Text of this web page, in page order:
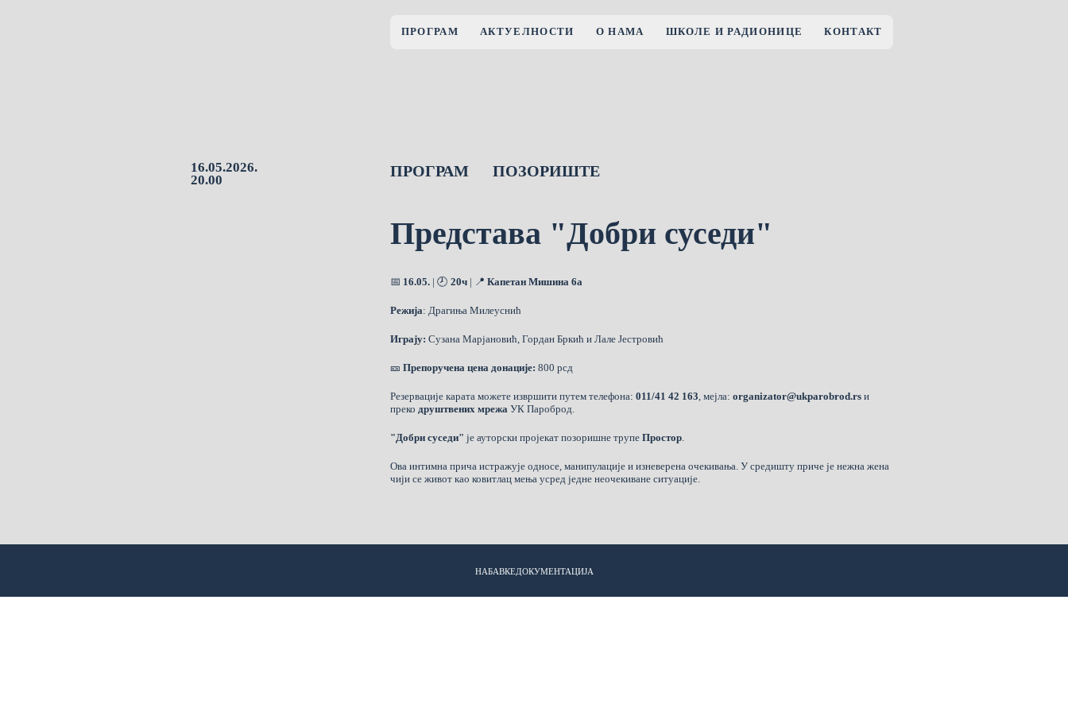
ПРОГРАМ АКТУЕЛНОСТИ О НАМА ШКОЛЕ И РАДИОНИЦЕ КОНТАКТ
16.05.2026.
20.00
ПРОГРАМ ПОЗОРИШТЕ
Представа "Добри суседи"
📅 16.05. | 🕗20ч | 📍Капетан Мишина 6а
Режија: Драгиња Милеуснић
Играју: Сузана Марјановић, Гордан Бркић и Лале Јестровић
🎫Препоручена цена донације:800 рсд
Резервације карата можете извршити путем телефона:011/41 42 163 , мејла:organizator@ukparobrod.rsи
преко друштвених мрежаУК Пароброд.
"Добри суседи" је ауторски пројекат позоришне трупеПростор
Ова интимна прича истражује односе, манипулације и изневерена очекивања. У средишту приче је нежна жена
чији се живот као ковитлац мења усред једне неочекиване ситуације.
НАБАВКЕДОКУМЕНТАЦИЈА